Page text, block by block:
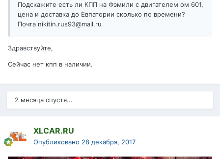
Подскажите есть ли КПП на Фэмили с двигателем ом 601,
цена и доставка до Евпатории сколько по времени?
Почта nikitin.rus93@mail.ru
Здравствуйте,
Сейчас нет кпп в наличии.
2 месяца спустя...
XLCAR.RU
Опубликовано 28 декабря, 2017